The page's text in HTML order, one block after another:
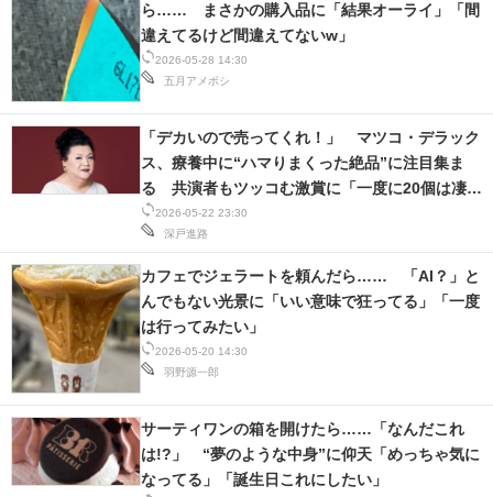
2026-05-28 14:30
五月アメボシ
ら…… まさかの購入品に「結果オーライ」「間
違えてるけど間違えてないw」
2026-05-22 23:30
深戸進路
「デカいので売ってくれ！」 マツコ・デラック
ス、療養中に“ハマりまくった絶品”に注目集ま
る 共演者もツッコむ激賞に「一度に20個は凄す
ぎ」
2026-05-20 14:30
羽野源一郎
カフェでジェラートを頼んだら…… 「AI？」と
んでもない光景に「いい意味で狂ってる」「一度
は行ってみたい」
サーティワンの箱を開けたら……「なんだこれ
は!?」 “夢のような中身”に仰天「めっちゃ気に
なってる」「誕生日これにしたい」